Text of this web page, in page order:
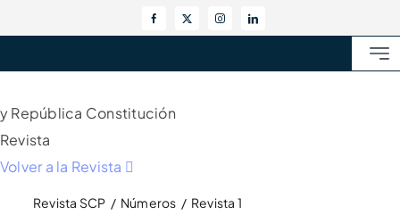
to
Equipo Editorial
y República Constitución
Revista
Volver a la Revista
Revista SCP Números Revista 1